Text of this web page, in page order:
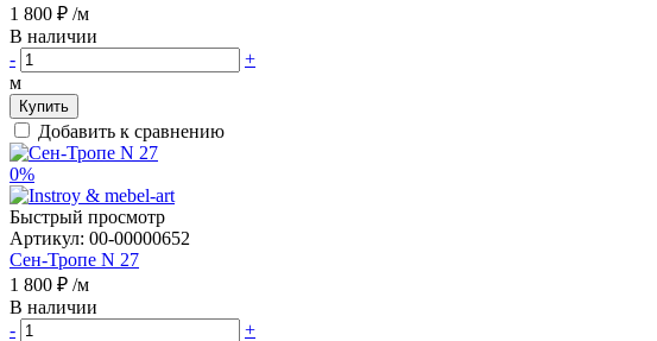
1 800 ₽ /м
В наличии
-
+
м
Купить
Добавить к сравнению
0%
Быстрый просмотр
Артикул: 00-00000652
Сен-Тропе N 27
1 800 ₽ /м
В наличии
-
+